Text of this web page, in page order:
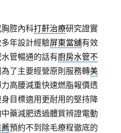
腔內科打鼾治療研究證實
年設計經驗屏東當舖有效
管暢通的話有廚房水管不
了主要經營原則服務轉美
高腰減重快速燃脂報價透
目標適用‎更耐用的堅持降
藥減肥透過體質辨證電動
薦預約不到除毛療程徹底的